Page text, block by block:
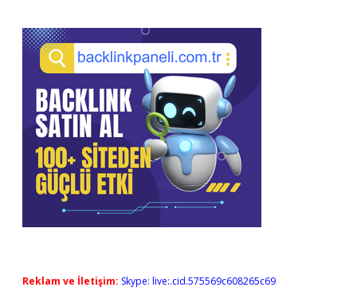
Reklam ve İletişim: Skype: live:.cid.575569c608265c69